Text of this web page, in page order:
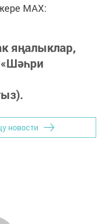
MАХ:
яңалыклар,
новости